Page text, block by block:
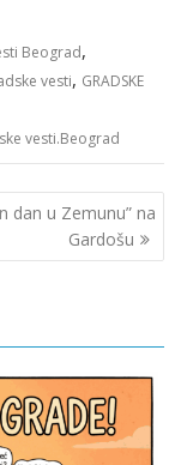
Beograd,
vesti, GRADSKE
vesti.Beograd
dan u Zemunu” na
Gardošu